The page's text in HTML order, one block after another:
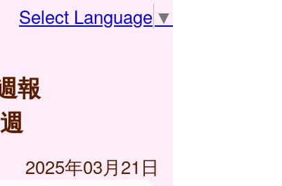
Select Language ▼
報
2025年03月21日